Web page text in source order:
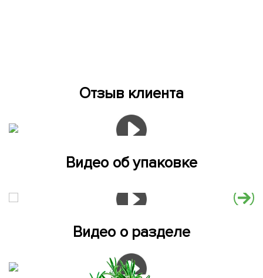
Отзыв клиента
Видео об упаковке
Видео о разделе